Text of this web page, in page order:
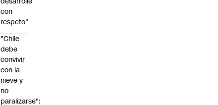
con
respeto"
"Chile
debe
convivir
con la
nieve y
no
paralizarse":